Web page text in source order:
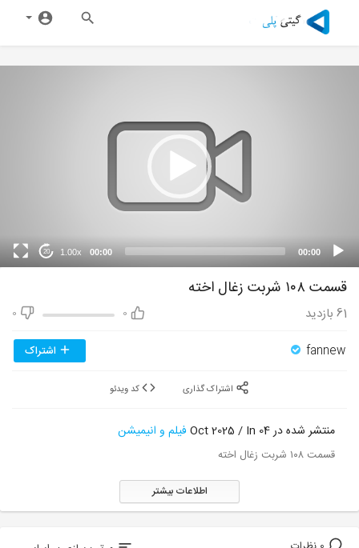
00:00
00:00
1.00x
20
قسمت ۱۰۸ شربت زغال اخته
0
0 61 بازدید
fannew اشتراک
منتشر شده در 04 Oct 2025 / In فیلم و انیمیشن
قسمت ۱۰۸ شربت زغال اخته
اطلاعات بیشتر